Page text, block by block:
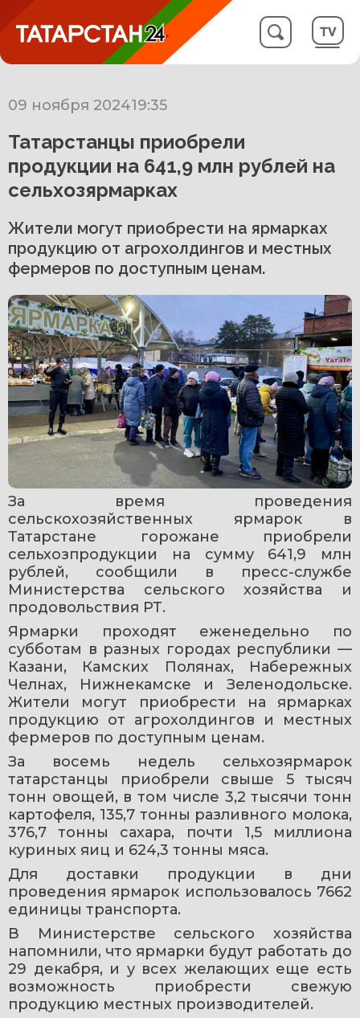
09 ноября 202419:35
Татарстанцы приобрели
продукции на 641,9 млн рублей на
сельхозярмарках
Жители могут приобрести на ярмарках
продукцию от агрохолдингов и местных
фермеров по доступным ценам.
За время проведения
сельскохозяйственных ярмарок в
Татарстане горожане приобрели
сельхозпродукции на сумму 641,9 млн
рублей, сообщили в пресс-службе
Министерства сельского хозяйства и
продовольствия РТ.
Ярмарки проходят еженедельно по
субботам в разных городах республики —
Казани, Камских Полянах, Набережных
Челнах, Нижнекамске и Зеленодольске.
Жители могут приобрести на ярмарках
продукцию от агрохолдингов и местных
фермеров по доступным ценам.
За восемь недель сельхозярмарок
татарстанцы приобрели свыше 5 тысяч
тонн овощей, в том числе 3,2 тысячи тонн
картофеля, 135,7 тонны разливного молока,
376,7 тонны сахара, почти 1,5 миллиона
куриных яиц и 624,3 тонны мяса.
Для доставки продукции в дни
проведения ярмарок использовалось 7662
единицы транспорта.
В Министерстве сельского хозяйства
напомнили, что ярмарки будут работать до
29 декабря, и у всех желающих еще есть
возможность приобрести свежую
продукцию местных производителей.